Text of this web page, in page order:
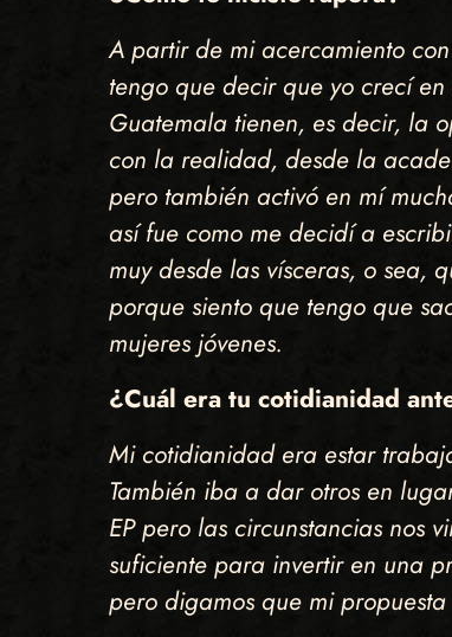
A partir de mi acercamiento
tengo que decir que yo crecí
Guatemala tienen, es decir, la
con la realidad, desde la
pero también activó en mí
así fue como me decidí a
muy desde las vísceras, o sea,
porque siento que tengo que
mujeres jóvenes.
¿Cuál era tu cotidianidad
Mi cotidianidad era estar
También iba a dar otros en
EP pero las circunstancias nos
suficiente para invertir en una
pero digamos que mi